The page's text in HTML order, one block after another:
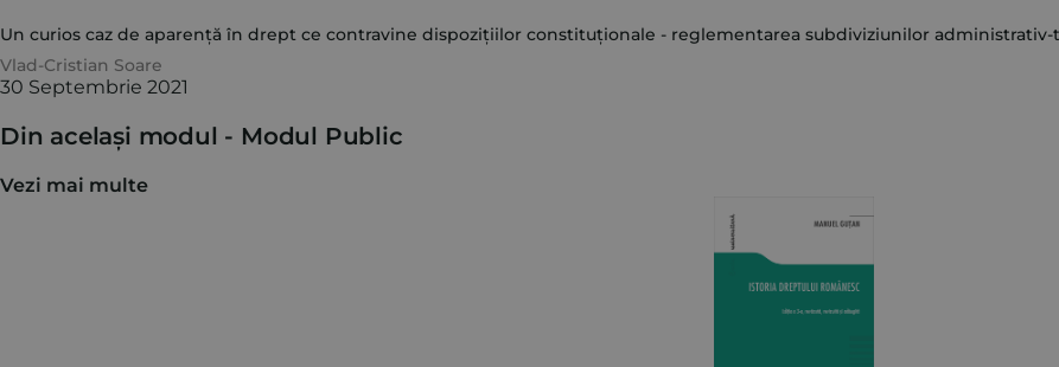
Un curios caz de aparență în drept ce contravine dispozițiilor constituționale - reglementarea subdiviziunilor
Vlad-Cristian Soare
30 Septembrie 2021
Din același modul - Modul Public
Vezi mai multe